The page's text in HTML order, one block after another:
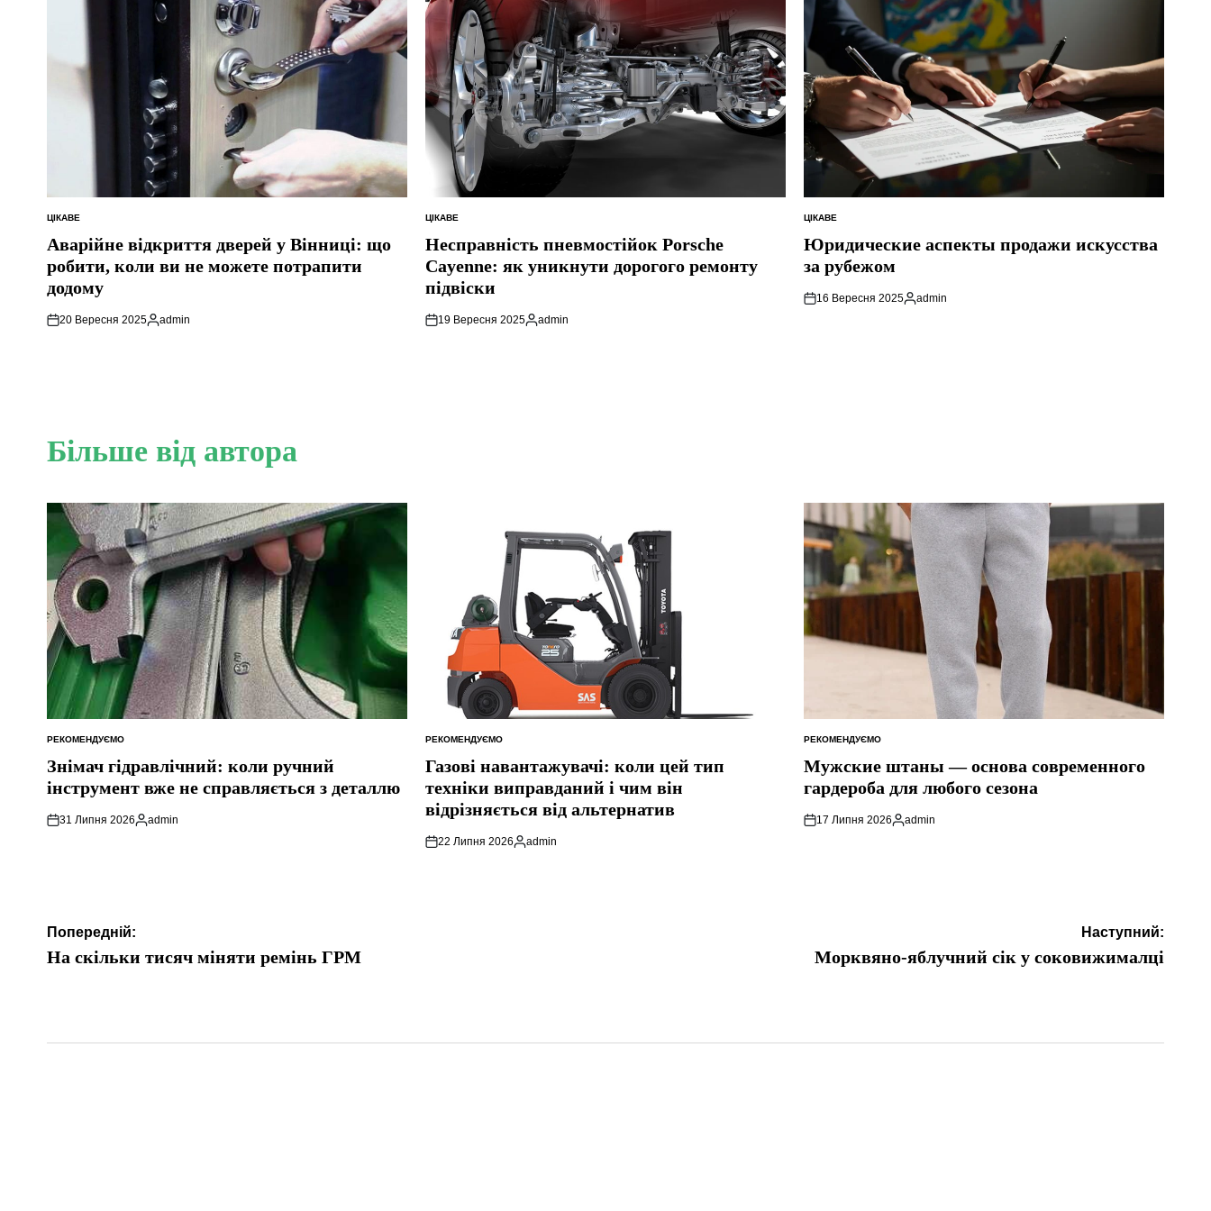
ОПУБЛІКУВАТИ
ЦІКАВЕ
Аварійне відкриття дверей у Вінниці: що
робити, коли ви не можете потрапити
додому
20 Вересня 2025
Опубліковано
admin
ОПУБЛІКУВАТИ
ЦІКАВЕ
Несправність пневмостійок Porsche
Cayenne: як уникнути дорогого ремонту
підвіски
19 Вересня 2025
Опубліковано
admin
ОПУБЛІКУВАТИ
ЦІКАВЕ
Юридические аспекты продажи искусства
за рубежом
16 Вересня 2025
Опубліковано
admin
Більше від автора
ОПУБЛІКУВАТИ
РЕКОМЕНДУЄМО
Знімач гідравлічний: коли ручний
інструмент вже не справляється з деталлю
31 Липня 2026
Опубліковано
admin
ОПУБЛІКУВАТИ
РЕКОМЕНДУЄМО
Газові навантажувачі: коли цей тип
техніки виправданий і чим він
відрізняється від альтернатив
22 Липня 2026
Опубліковано
admin
ОПУБЛІКУВАТИ
РЕКОМЕНДУЄМО
Мужские штаны — основа современного
гардероба для любого сезона
17 Липня 2026
Опубліковано
admin
Навігація
записів
Попередній:
На скільки тисяч міняти ремінь ГРМ
Наступний:
Морквяно-яблучний сік у соковижималці